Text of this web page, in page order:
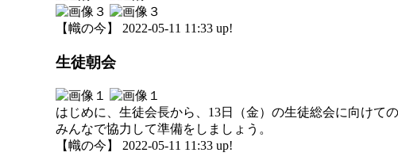
【幟の今】 2022-05-11 11:33 up!
生徒朝会
はじめに、生徒会長から、13日（金）の生徒総会に向けて
みんなで協力して準備をしましょう。
【幟の今】 2022-05-11 11:33 up!